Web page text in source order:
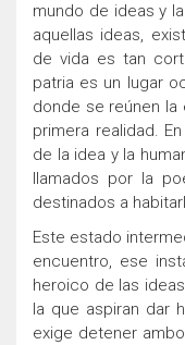
mundo de ideas y
aquellas ideas,
de vida es tan
patria es un lugar
donde se reúnen la
primera realidad.
de la idea y la
llamados por la
destinados a
Este estado
encuentro, ese
heroico de las
la que aspiran dar
exige detener